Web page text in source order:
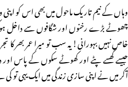
وہاں کے نیم تاریک ماحول میں بھی اس کو
چھوٹے بڑے رخنوں اور شگافوں سے داخل
خاص نہیں بہورانی! یہ سب تو میرا عمر بھر کا
جیسے گھسے پٹے اور کھوٹے سکوں کے پاس
آکر میں نے اپنی سازی زندگی میں ایک یہی تو